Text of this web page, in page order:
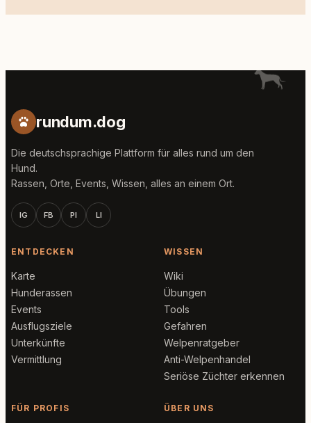
rundum.dog
Die deutschsprachige Plattform für alles rund um den
Hund.
Rassen, Orte, Events, Wissen, alles an einem Ort.
IG FB PI LI
ENTDECKEN
Karte
Hunderassen
Events
Ausflugsziele
Unterkünfte
Vermittlung
WISSEN
Wiki
Übungen
Tools
Gefahren
Welpenratgeber
Anti-Welpenhandel
Seriöse Züchter erkennen
FÜR PROFIS ÜBER UNS